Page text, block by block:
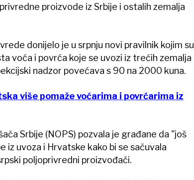
proizvode iz Srbije i ostalih zemalja
donijelo je u srpnju novi pravilnik kojim su
voća i povrća koje se uvozi iz trećih zemalja
nadzor povećava s 90 na 2000 kuna.
više pomaže voćarima i povrćarima iz
Srbije (NOPS) pozvala je građane da "još
iz uvoza i Hrvatske kako bi se sačuvala
poljoprivredni proizvođači.